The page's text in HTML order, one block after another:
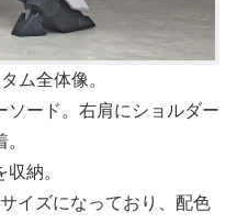
ム全体像。
ソード。右肩にショルダー
納。
イズになっており、配色